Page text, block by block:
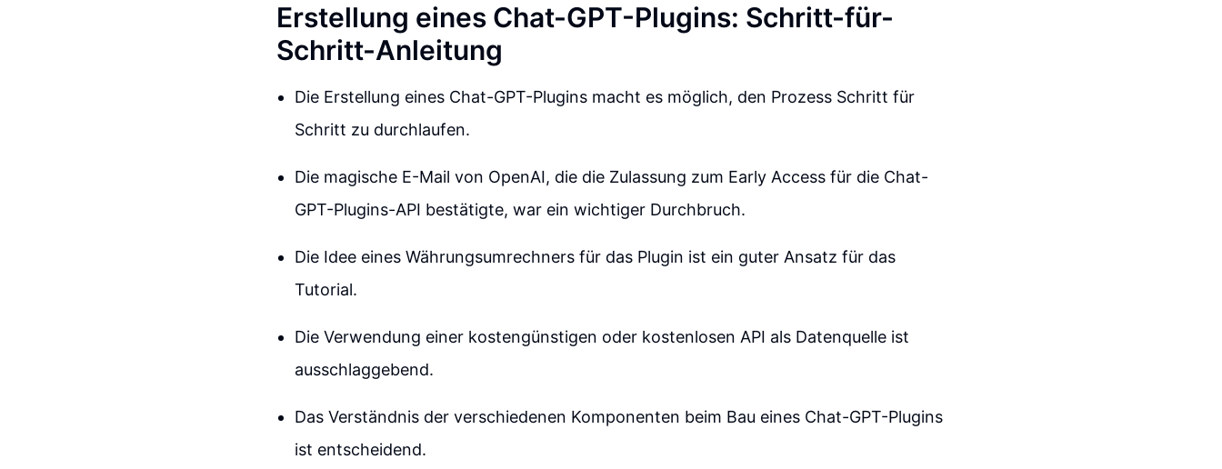
Erstellung eines Chat-GPT-Plugins: Schritt-für-
Schritt-Anleitung
Die Erstellung eines Chat-GPT-Plugins macht es möglich, den Prozess Schritt für
Schritt zu durchlaufen.
Die magische E-Mail von OpenAI, die die Zulassung zum Early Access für die Chat-
GPT-Plugins-API bestätigte, war ein wichtiger Durchbruch.
Die Idee eines Währungsumrechners für das Plugin ist ein guter Ansatz für das
Tutorial.
Die Verwendung einer kostengünstigen oder kostenlosen API als Datenquelle ist
ausschlaggebend.
Das Verständnis der verschiedenen Komponenten beim Bau eines Chat-GPT-Plugins
ist entscheidend.